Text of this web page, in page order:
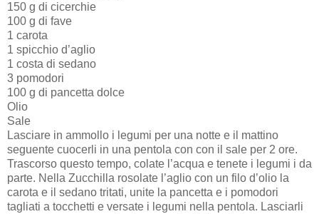
150 g di cicerchie
100 g di fave
1 carota
1 spicchio d’aglio
1 costa di sedano
3 pomodori
100 g di pancetta dolce
Olio
Sale
Lasciare in ammollo i legumi per una notte e il mattino
seguente cuocerli in una pentola con con il sale per 2 ore.
Trascorso questo tempo, colate l’acqua e tenete i legumi i da
parte. Nella Zucchilla rosolate l’aglio con un filo d’olio la
carota e il sedano tritati, unite la pancetta e i pomodori
tagliati a tocchetti e versate i legumi nella pentola. Lasciarli